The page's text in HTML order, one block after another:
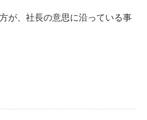
が、社長の意思に沿っている事